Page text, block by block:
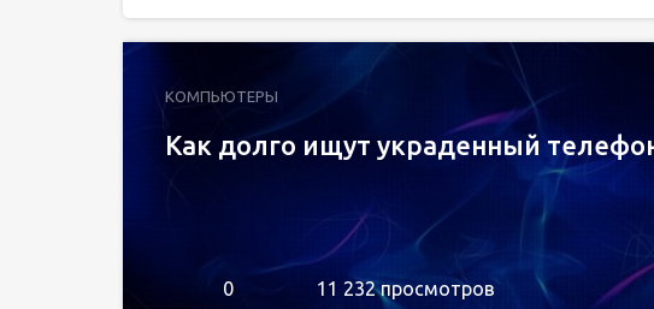
КОМПЬЮТЕРЫ
Как долго ищут украденный
0 11 232 просмотров